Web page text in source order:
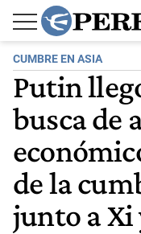
CUMBRE EN ASIA
Putin
busca de
de la
junto a